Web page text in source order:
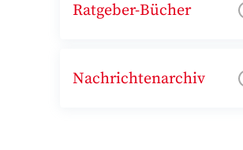
Ratgeber-Bücher
Nachrichtenarchiv